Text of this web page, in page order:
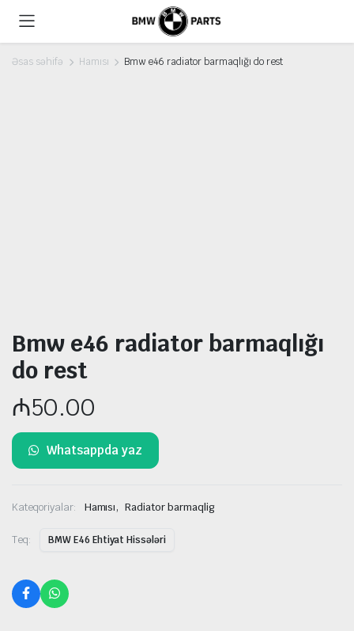
Əsas səhifə Hamısı Bmw e46 radiator barmaqlığı do rest
Bmw e46 radiator barmaqlığı
do rest
₼50.00
Whatsappda yaz
Kateqoriyalar: Hamısı, Radiator barmaqlig
Teq: BMW E46 Ehtiyat Hissələri